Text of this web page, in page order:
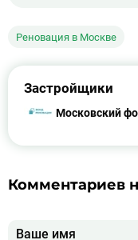
Реновация в Москве
Застройщики
Московский
Комментариев
Ваше имя